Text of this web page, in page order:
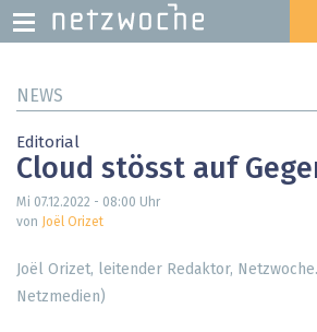
zumNEWS
Editorial
Cloud stösst auf
Mi 07.12.2022 - 08:00 Uhr
von
Joël Orizet
Joël Orizet, leitender Redaktor,
Netzmedien)